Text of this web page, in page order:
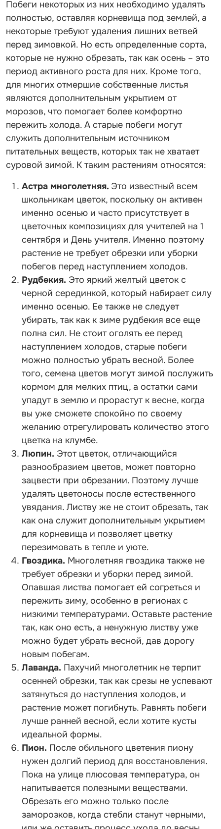
Побеги некоторых из них необходимо удалять
полностью, оставляя корневища под землей, а
некоторые требуют удаления лишних ветвей
перед зимовкой. Но есть определенные сорта,
которые не нужно обрезать, так как осень – это
период активного роста для них. Кроме того,
для многих отмершие собственные листья
являются дополнительным укрытием от
морозов, что помогает более комфортно
пережить холода. А старые побеги могут
служить дополнительным источником
питательных веществ, которых так не хватает
суровой зимой. К таким растениям относятся:
Астра многолетняя. Это известный всем
школьникам цветок, поскольку он активен
именно осенью и часто присутствует в
цветочных композициях для учителей на 1
сентября и День учителя. Именно поэтому
растение не требует обрезки или уборки
побегов перед наступлением холодов.
Рудбекия. Это яркий желтый цветок с
черной серединкой, который набирает силу
именно осенью. Ее также не следует
убирать, так как к зиме рудбекия все еще
полна сил. Не стоит оголять ее перед
наступлением холодов, старые побеги
можно полностью убрать весной. Более
того, семена цветов могут зимой послужить
кормом для мелких птиц, а остатки сами
упадут в землю и прорастут к весне, когда
вы уже сможете спокойно по своему
желанию отрегулировать количество этого
цветка на клумбе.
Люпин. Этот цветок, отличающийся
разнообразием цветов, может повторно
зацвести при обрезании. Поэтому лучше
удалять цветоносы после естественного
увядания. Листву же не стоит обрезать, так
как она служит дополнительным укрытием
для корневища и позволяет цветку
перезимовать в тепле и уюте.
Гвоздика. Многолетняя гвоздика также не
требует обрезки и уборки перед зимой.
Опавшая листва помогает ей согреться и
пережить зиму, особенно в регионах с
низкими температурами. Оставьте растение
так, как оно есть, а ненужную листву уже
можно будет убрать весной, дав дорогу
новым побегам.
Лаванда. Пахучий многолетник не терпит
осенней обрезки, так как срезы не успевают
затянуться до наступления холодов, и
растение может погибнуть. Равнять побеги
лучше ранней весной, если хотите кусты
идеальной формы.
Пион. После обильного цветения пиону
нужен долгий период для восстановления.
Пока на улице плюсовая температура, он
напитывается полезными веществами.
Обрезать его можно только после
заморозков, когда стебли станут черными,